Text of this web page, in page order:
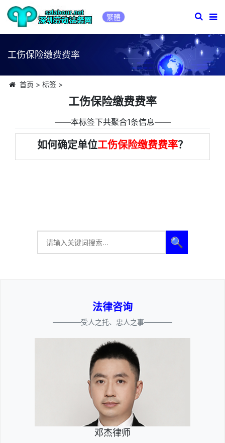
繁體
工伤保险缴费费率
首页 > 标签>
工伤保险缴费费率
――本标签下共聚合1条信息――
如何确定单位工伤保险缴费费率？
🔍
法律咨询
————受人之托、忠人之事————
邓杰律师